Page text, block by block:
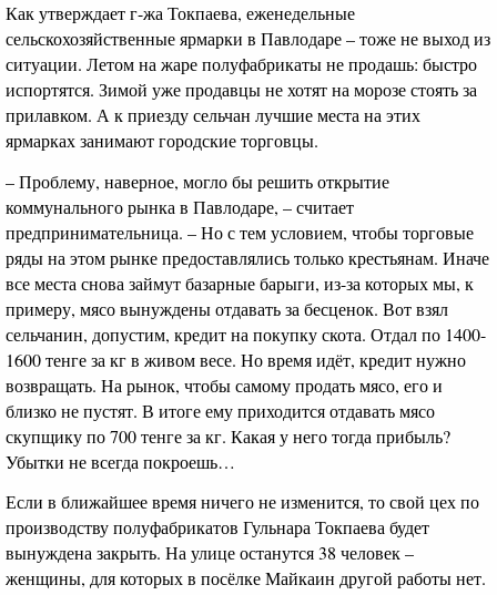
Как утверждает г-жа Токпаева, еженедельные
сельскохозяйственные ярмарки в Павлодаре – тоже не выход из
ситуации. Летом на жаре полуфабрикаты не продашь: быстро
испортятся. Зимой уже продавцы не хотят на морозе стоять за
прилавком. А к приезду сельчан лучшие места на этих
ярмарках занимают городские торговцы.
– Проблему, наверное, могло бы решить открытие
коммунального рынка в Павлодаре, – считает
предпринимательница. – Но с тем условием, чтобы торговые
ряды на этом рынке предоставлялись только крестьянам. Иначе
все места снова займут базарные барыги, из-за которых мы, к
примеру, мясо вынуждены отдавать за бесценок. Вот взял
сельчанин, допустим, кредит на покупку скота. Отдал по 1400-
1600 тенге за кг в живом весе. Но время идёт, кредит нужно
возвращать. На рынок, чтобы самому продать мясо, его и
близко не пустят. В итоге ему приходится отдавать мясо
скупщику по 700 тенге за кг. Какая у него тогда прибыль?
Убытки не всегда покроешь…
Если в ближайшее время ничего не изменится, то свой цех по
производству полуфабрикатов Гульнара Токпаева будет
вынуждена закрыть. На улице останутся 38 человек –
женщины, для которых в посёлке Майкаин другой работы нет.